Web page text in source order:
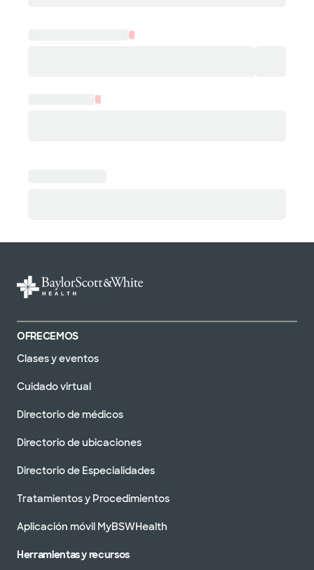
OFRECEMOS
Clases y eventos
Cuidado virtual
Directorio de médicos
Directorio de ubicaciones
Directorio de Especialidades
Tratamientos y Procedimientos
Aplicación móvil MyBSWHealth
Herramientas y recursos